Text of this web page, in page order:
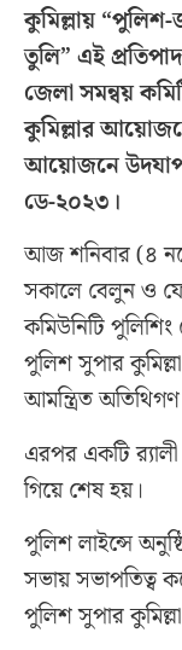
কুমিল্লায়
তুলি” এই
জেলা সমন্বয়
কুমিল্লার
আয়োজনে
ডে-২০২৩।
আজ শনিবার (৪
সকালে বেলুন ও
কমিউনিটি
পুলিশ সুপার
আমন্ত্রিত
এরপর একটি
গিয়ে শেষ হয়।
পুলিশ লাইন্সে
সভায় সভাপতিত্ব
পুলিশ সুপার